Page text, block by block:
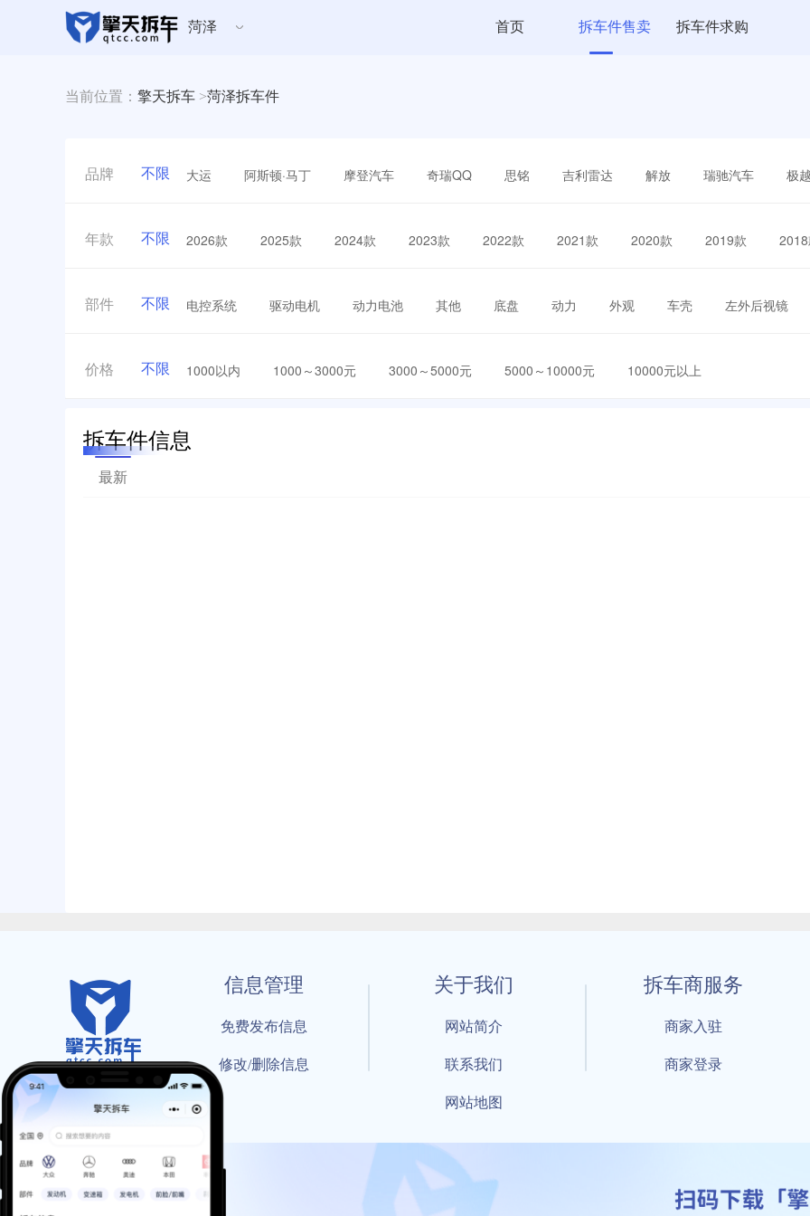
菏泽 首页 拆车件售卖 拆车件求购
当前位置： 擎天拆车 >菏泽拆车件
品牌 不限 大运 阿斯顿·马丁 摩登汽车 奇瑞QQ 思铭 吉利雷达 解放 瑞驰汽车 极
年款 不限 2026款 2025款 2024款 2023款 2022款 2021款 2020款 2019款
部件 不限 电控系统 驱动电机 动力电池 其他 底盘 动力 外观 车壳 左外后视镜
价格 不限 1000以内 1000～3000元 3000～5000元 5000～10000元 10000元以上
拆车件信息
最新
信息管理
免费发布信息
修改/删除信息
关于我们
网站简介
联系我们
网站地图
拆车商服务
商家入驻
商家登录
© 2021 By 擎天拆车-买卖拆车件，擎天拆车好省快 All Rights Reserved
工信部备案号：鲁ICP备18021004号-17 公安部备案号： 鲁公网安备